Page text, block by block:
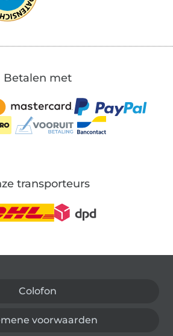
Betalen met
transporteurs
Colofon
voorwaarden